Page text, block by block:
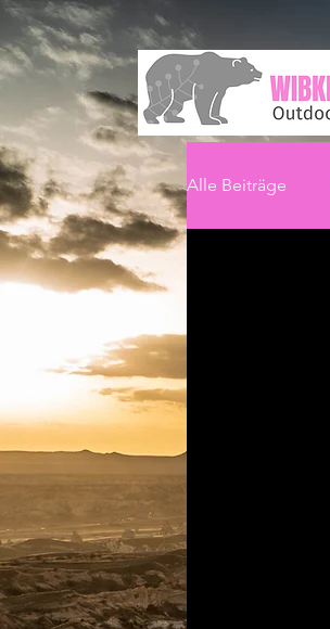
Alle Beiträge